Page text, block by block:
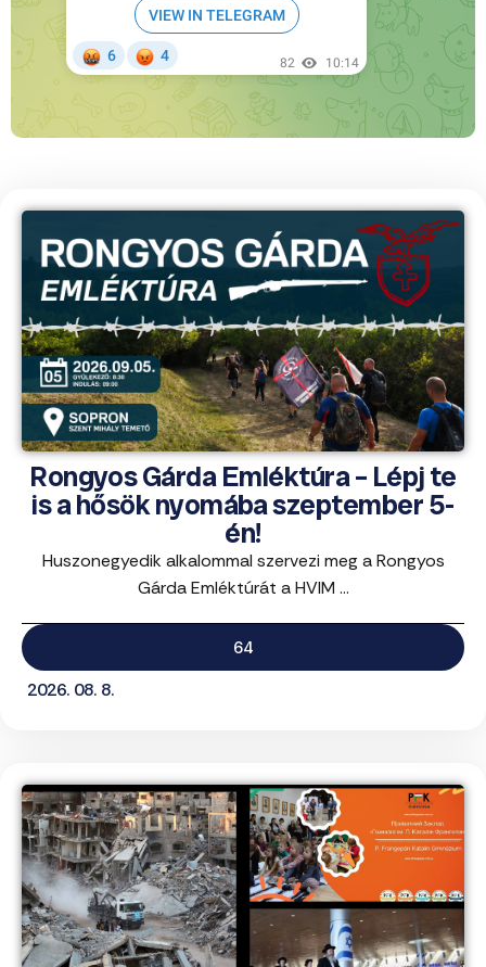
Rongyos Gárda Emléktúra – Lépj te
is a hősök nyomába szeptember 5-
én!
Huszonegyedik alkalommal szervezi meg a Rongyos
Gárda Emléktúrát a HVIM ...
64
2026. 08. 8.